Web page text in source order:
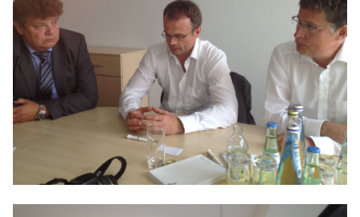
NEWSLETTER ABONNIEREN
BILDER
PROGRAMME
WICHTIGE BESCHLÜSSE DER CDU BRANDENBURG
75 JAHRE CDU BRANDENBURG
PRESSE
SPENDEN
Mitglied werden